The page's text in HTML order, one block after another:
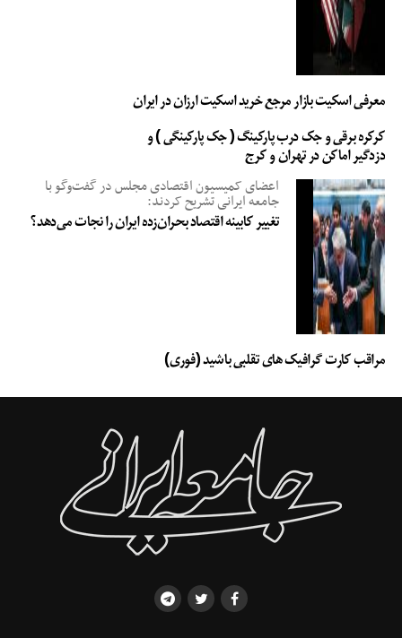
معرفی اسکیت بازار مرجع خرید اسکیت ارزان در ایران
کرکره برقی و جک درب پارکینگ ( جک پارکینگی ) و
دزدگیر اماکن در تهران و کرج
اعضای کمیسیون اقتصادی مجلس در گفت‌وگو با
جامعه ایرانی تشریح کردند:
تغییر کابینه اقتصاد بحران‌زده ایران را نجات می‌دهد؟
مراقب کارت گرافیک های تقلبی باشید (فوری)